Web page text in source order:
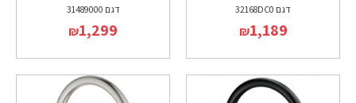
דגם 32168DC0
₪1,189
דגם 31489000
₪1,299